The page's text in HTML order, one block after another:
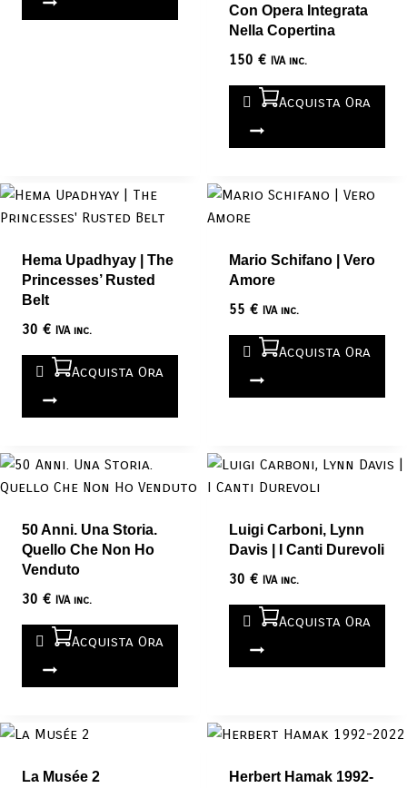
Con Opera Integrata
Nella Copertina
150 € IVA inc.
Acquista Ora
Hema Upadhyay | The
Princesses’ Rusted
Belt
30 € IVA inc.
Acquista Ora
Mario Schifano | Vero
Amore
55 € IVA inc.
Acquista Ora
50 Anni. Una Storia.
Quello Che Non Ho
Venduto
30 € IVA inc.
Acquista Ora
Luigi Carboni, Lynn
Davis | I Canti Durevoli
30 € IVA inc.
Acquista Ora
La Musée 2
Herbert Hamak 1992-